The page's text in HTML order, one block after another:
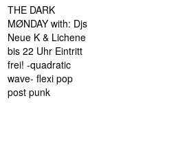
THE DARK
MØNDAY with: Djs
Neue K & Lichene
bis 22 Uhr Eintritt
frei! -quadratic
wave- flexi pop
post punk